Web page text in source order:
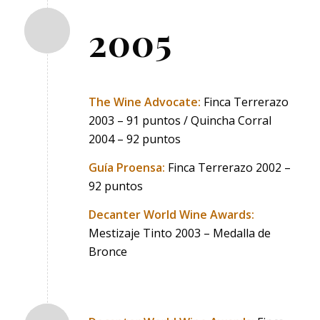
2005
The Wine Advocate: Finca Terrerazo
2003 – 91 puntos / Quincha Corral
2004 – 92 puntos
Guía Proensa: Finca Terrerazo 2002 –
92 puntos
Decanter World Wine Awards:
Mestizaje Tinto 2003 – Medalla de
Bronce